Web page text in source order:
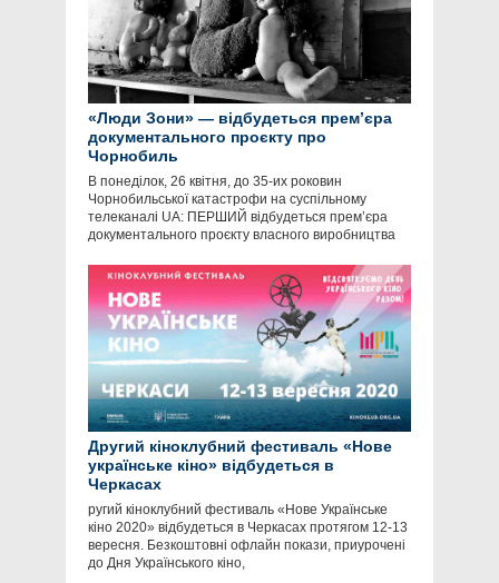
«Люди Зони» — відбудеться прем’єра
документального проєкту про
Чорнобиль
В понеділок, 26 квітня, до 35-их роковин
Чорнобильської катастрофи на суспільному
телеканалі UA: ПЕРШИЙ відбудеться прем’єра
документального проєкту власного виробництва
Другий кіноклубний фестиваль «Нове
українське кіно» відбудеться в
Черкасах
ругий кіноклубний фестиваль «Нове Українське
кіно 2020» відбудеться в Черкасах протягом 12-13
вересня. Безкоштовні офлайн покази, приурочені
до Дня Українського кіно,